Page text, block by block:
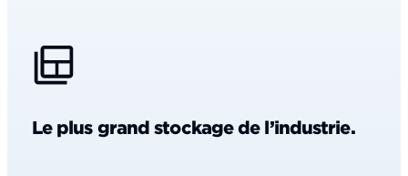
Le plus grand stockage de l’industrie.